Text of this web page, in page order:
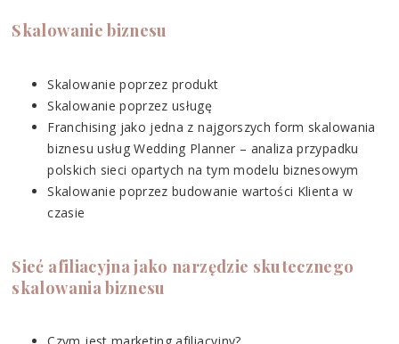
Skalowanie biznesu
Skalowanie poprzez produkt
Skalowanie poprzez usługę
Franchising jako jedna z najgorszych form skalowania
biznesu usług Wedding Planner – analiza przypadku
polskich sieci opartych na tym modelu biznesowym
Skalowanie poprzez budowanie wartości Klienta w
czasie
Sieć afiliacyjna jako narzędzie skutecznego
skalowania biznesu